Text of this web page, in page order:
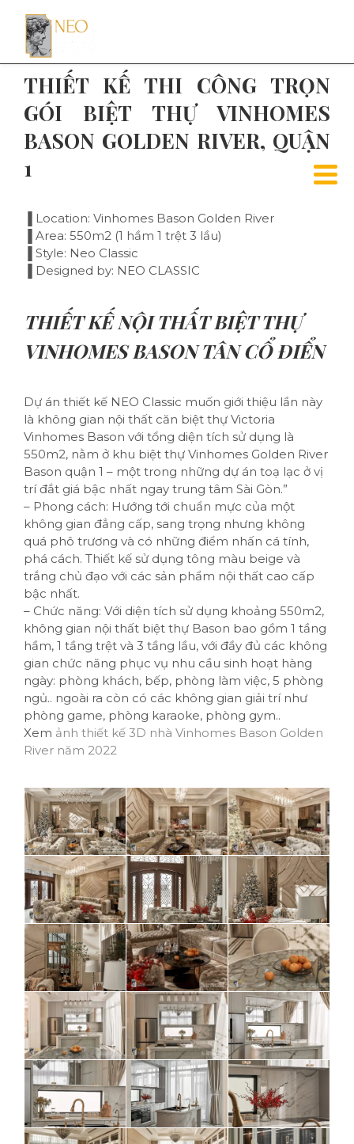
THIẾT KẾ THI CÔNG TRỌN
GÓI BIỆT THỰ VINHOMES
BASON GOLDEN RIVER, QUẬN
1
▐ Location: Vinhomes Bason Golden River
▐ Area: 550m2 (1 hầm 1 trệt 3 lầu)
▐ Style: Neo Classic
▐ Designed by: NEO CLASSIC
THIẾT KẾ NỘI THẤT BIỆT THỰ
VINHOMES BASON TÂN CỔ ĐIỂN
Dự án thiết kế NEO Classic muốn giới thiệu lần này
là không gian nội thất căn biệt thự Victoria
Vinhomes Bason với tổng diện tích sử dụng là
550m2, nằm ở khu biệt thự Vinhomes Golden River
Bason quận 1 – một trong những dự án toạ lạc ở vị
trí đắt giá bậc nhất ngay trung tâm Sài Gòn.”
– Phong cách: Hướng tới chuẩn mực của một
không gian đẳng cấp, sang trọng nhưng không
quá phô trương và có những điểm nhấn cá tính,
phá cách. Thiết kế sử dụng tông màu beige và
trắng chủ đạo với các sản phẩm nội thất cao cấp
bậc nhất.
– Chức năng: Với diện tích sử dụng khoảng 550m2,
không gian nội thất biệt thự Bason bao gồm 1 tầng
hầm, 1 tầng trệt và 3 tầng lầu, với đầy đủ các không
gian chức năng phục vụ nhu cầu sinh hoạt hàng
ngày: phòng khách, bếp, phòng làm việc, 5 phòng
ngủ.. ngoài ra còn có các không gian giải trí như
phòng game, phòng karaoke, phòng gym..
Xem ảnh thiết kế 3D nhà Vinhomes Bason Golden
River năm 2022